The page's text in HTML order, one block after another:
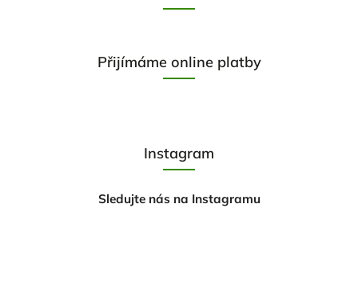
Přijímáme online platby
Instagram
Sledujte nás na Instagramu